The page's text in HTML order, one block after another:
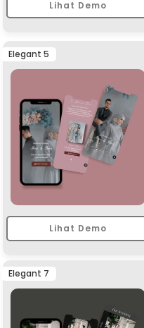
Lihat Demo
Lihat Demo
Elegant 5
Elegant 7